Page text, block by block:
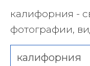
калифорния -
фотографии,